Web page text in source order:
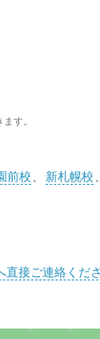
す。
前校 新札幌校
直接ご連絡くだ